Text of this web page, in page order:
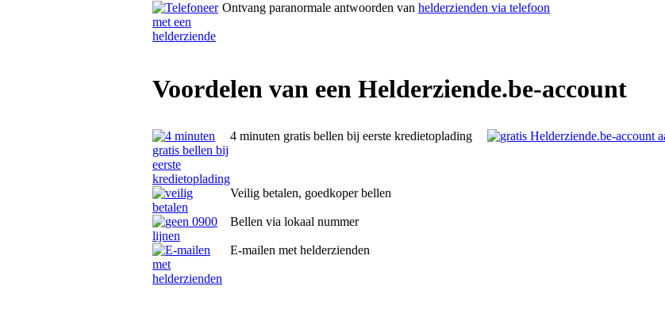
Ontvang paranormale antwoorden van helderzienden via telefoon
Voordelen van een Helderziende.be-account
4 minuten gratis bellen bij eerste kredietoplading
Veilig betalen, goedkoper bellen
Bellen via lokaal nummer
E-mailen met helderzienden